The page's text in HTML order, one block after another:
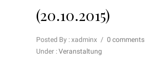
(20.10.2015)
Posted By : xadminx / 0 comments
Under :Veranstaltung